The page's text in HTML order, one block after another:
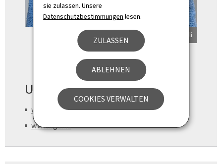
sie zulassen. Unsere
Datenschutzbestimmungen lesen.
ZULASSEN
ABLEHNEN
COOKIES VERWALTEN
© SIP / Claude Piscitelli
Unsere Webseiten
www.mobiliteit.lu
www.rgtr.lu